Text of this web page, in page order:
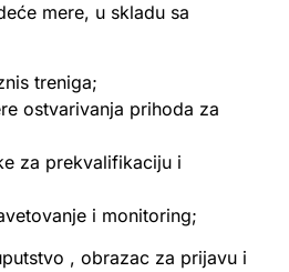
mere, u skladu sa
treniga;
ostvarivanja prihoda za
za prekvalifikaciju i
i monitoring;
, obrazac za prijavu i